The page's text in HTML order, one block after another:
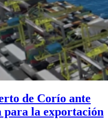
de Corío ante
para la exportación